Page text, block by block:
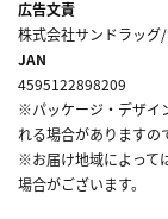
広告文責
株式会社サンドラッ
JAN
4595122898209
※パッケージ・デザイ
れる場合がありますの
※お届け地域によって
場合がございます。